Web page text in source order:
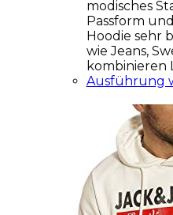
modisches
Passform
Hoodie sehr
wie Jeans,
kombinieren
Ausführung